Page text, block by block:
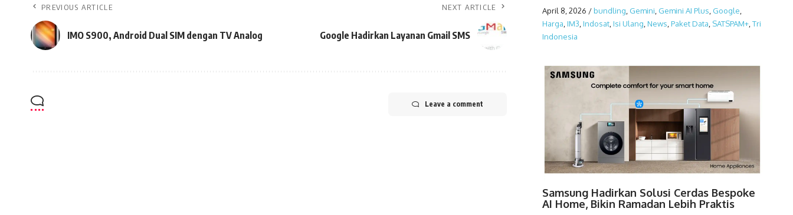
PREVIOUS ARTICLE
IMO S900, Android Dual SIM dengan TV Analog
NEXT ARTICLE
Google Hadirkan Layanan Gmail SMS
Leave a comment
April 8, 2026 /bundling, Gemini, Gemini AI Plus, Google,
Harga,IM3,Indosat,Isi Ulang,News,Paket Data, SATSPAM+,Tri
Indonesia
Samsung Hadirkan Solusi Cerdas Bespoke
AI Home, Bikin Ramadan Lebih Praktis